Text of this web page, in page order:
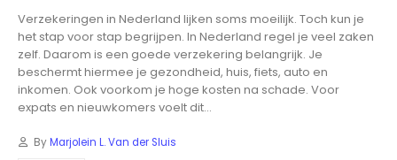
Verzekeringen in Nederland lijken soms moeilijk. Toch kun je
het stap voor stap begrijpen. In Nederland regel je veel zaken
zelf. Daarom is een goede verzekering belangrijk. Je
beschermt hiermee je gezondheid, huis, fiets, auto en
inkomen. Ook voorkom je hoge kosten na schade. Voor
expats en nieuwkomers voelt dit...
ByMarjolein L. Van der Sluis